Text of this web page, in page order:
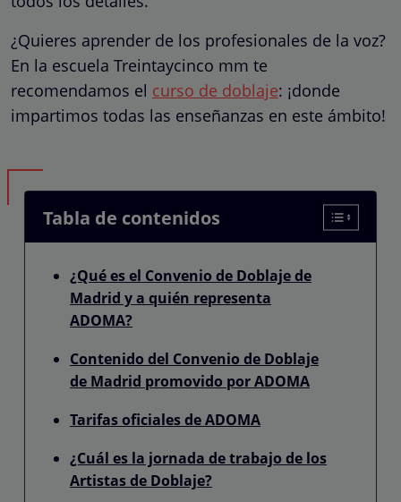
¿Quieres aprender de los profesionales de la voz?
En la escuela Treintaycinco mm te
recomendamos el curso de doblaje: ¡donde
impartimos todas las enseñanzas en este ámbito!
Tabla de contenidos
¿Qué es el Convenio de Doblaje de
Madrid y a quién representa
ADOMA?
Contenido del Convenio de Doblaje
de Madrid promovido por ADOMA
Tarifas oficiales de ADOMA
¿Cuál es la jornada de trabajo de los
Artistas de Doblaje?